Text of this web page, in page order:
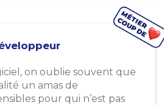
on oublie souvent que
un amas de
pour qui n’est pas